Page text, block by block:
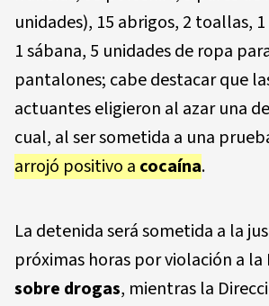
unidades), 15 abrigos, 2 toallas,
1 sábana, 5 unidades de ropa
pantalones; cabe destacar que
actuantes eligieron al azar una
cual, al ser sometida a una
arrojó positivo a cocaína.
La detenida será sometida a la
próximas horas por violación a la
sobre drogas, mientras la